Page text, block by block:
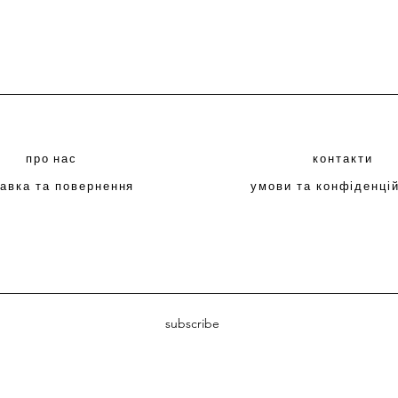
про нас
та повернення
контакти
умови та
subscribe